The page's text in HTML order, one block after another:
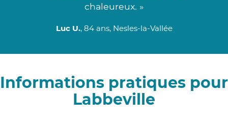
chaleureux. »
Luc U., 84 ans, Nesles-la-Vallée
Informations pratiques pour
Labbeville